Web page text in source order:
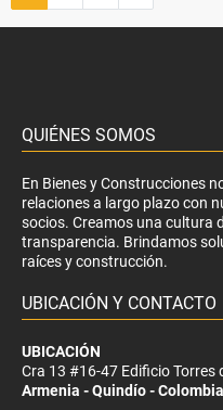
QUIÉNES SOMOS
En Bienes y Construcciones
relaciones a largo plazo con
socios. Creamos una cultura
transparencia. Brindamos
raíces y construcción.
UBICACIÓN Y CONTACTO
UBICACIÓN
Cra 13 #16-47 Edificio Torres
Armenia - Quindío - Colombia